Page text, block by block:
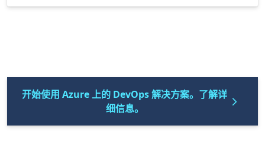
开始使用 Azure 上的 DevOps 解决方案。了解详
细信息。